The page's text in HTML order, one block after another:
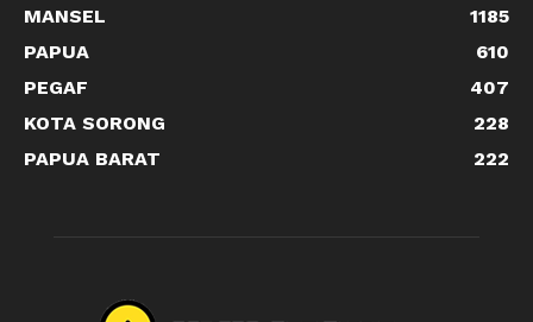
MANSEL
1185
PAPUA
610
PEGAF
407
KOTA SORONG
228
PAPUA BARAT
222